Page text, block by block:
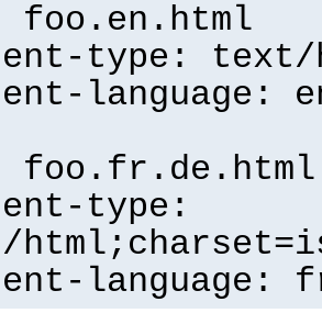
foo.en.html
type: text/
language:
foo.fr.de.html
type:
language: